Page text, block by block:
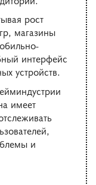
рост
магазины
интерфейс
устройств.
имеет
и